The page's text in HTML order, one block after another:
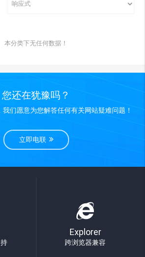
本分类下无任何数据！
您还在犹豫吗？
们愿意为您解答任何有关网站疑难问题！
立即电联
Explorer
跨浏览器兼容